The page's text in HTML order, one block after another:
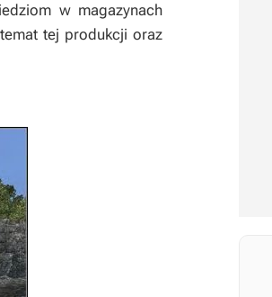
w magazynach
tej produkcji oraz